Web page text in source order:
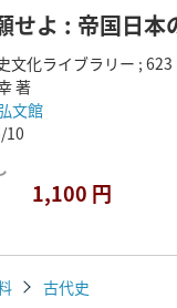
せよ : 帝国日本
文化ライブラリー ; 623
著
文館
10
1,100 円
古代史